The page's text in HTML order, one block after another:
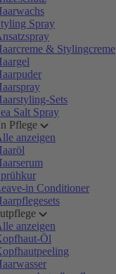
Spray
& Stylingcreme
Sets
Salt Spray
Pflege
anzeigen
in Conditioner
anzeigen
Öl